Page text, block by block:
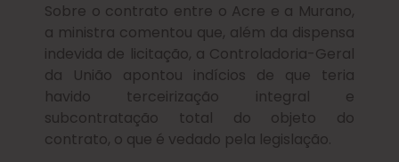
Sobre o contrato entre o Acre e a Murano,
a ministra comentou que, além da dispensa
indevida de licitação, a Controladoria-Geral
da União apontou indícios de que teria
havido terceirização integral e
subcontratação total do objeto do
contrato, o que é vedado pela legislação.